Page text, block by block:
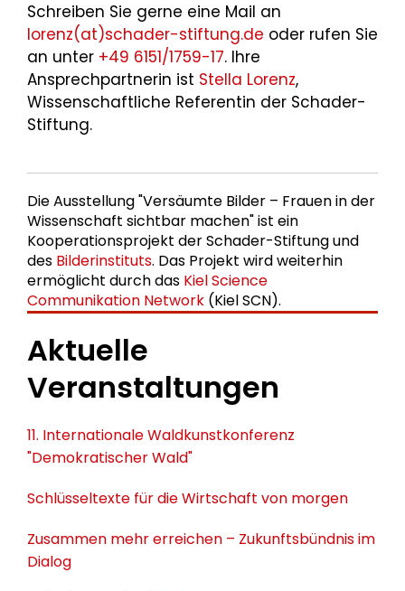
Schreiben Sie gerne eine Mail an
lorenz(at)schader-stiftung.de oder rufen Sie
an unter +49 6151/1759-17. Ihre
Ansprechpartnerin ist Stella Lorenz,
Wissenschaftliche Referentin der Schader-
Stiftung.
Die Ausstellung "Versäumte Bilder – Frauen in der
Wissenschaft sichtbar machen" ist ein
Kooperationsprojekt der Schader-Stiftung und
des Bilderinstituts. Das Projekt wird weiterhin
ermöglicht durch das Kiel Science
Communikation Network (Kiel SCN).
Aktuelle
Veranstaltungen
11. Internationale Waldkunstkonferenz
"Demokratischer Wald"
Schlüsseltexte für die Wirtschaft von morgen
Zusammen mehr erreichen – Zukunftsbündnis im
Dialog